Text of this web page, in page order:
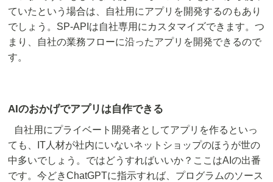
ていたという場合は、自社用にアプリを開発するのもあり
でしょう。SP-APIは自社専用にカスタマイズできます。つ
まり、自社の業務フローに沿ったアプリを開発できるので
す。
AIのおかげでアプリは自作できる
自社用にプライベート開発者としてアプリを作るといっ
ても、IT人材が社内にいないネットショップのほうが世の
中多いでしょう。ではどうすればいいか？ここはAIの出番
です。今どきChatGPTに指示すれば、プログラムのソース